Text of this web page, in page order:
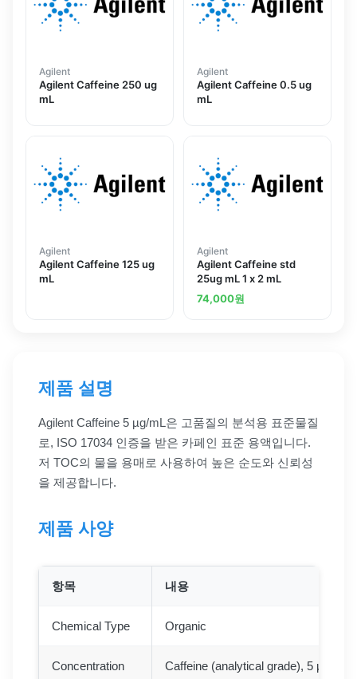
Agilent
Agilent Caffeine 250 ug
mL
Agilent
Agilent Caffeine 0.5 ug
mL
Agilent
Agilent Caffeine 125 ug
mL
Agilent
Agilent Caffeine std
25ug mL 1 x 2 mL
74,000원
제품 설명
Agilent Caffeine 5 µg/mL은 고품질의 분석용 표준물질
로, ISO 17034 인증을 받은 카페인 표준 용액입니다.
저 TOC의 물을 용매로 사용하여 높은 순도와 신뢰성
을 제공합니다.
제품 사양
항목 내용
Chemical Type Organic
Concentration Caffeine (analytical grade), 5 µg/mL